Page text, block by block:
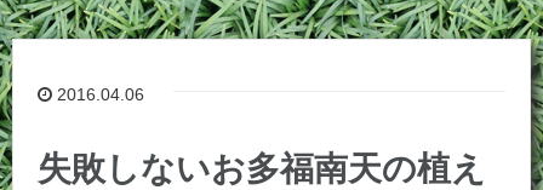
2016.04.06
失敗しないお多福南天の植え